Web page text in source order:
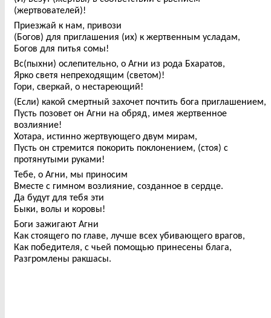
(жертвователей)!
Приезжай к нам, привози
(Богов) для приглашения (их) к жертвенным усладам,
Богов для питья сомы!
Вс(пыхни) ослепительно, о Агни из рода Бхаратов,
Ярко светя непреходящим (светом)!
Гори, сверкай, о нестареющий!
(Если) какой смертный захочет почтить бога приглашением,
Пусть позовет он Агни на обряд, имея жертвенное
возлияние!
Хотара, истинно жертвующего двум мирам,
Пусть он стремится покорить поклонением, (стоя) с
протянутыми руками!
Тебе, о Агни, мы приносим
Вместе с гимном возлияние, созданное в сердце.
Да будут для тебя эти
Быки, волы и коровы!
Боги зажигают Агни
Как стоящего по главе, лучше всех убивающего врагов,
Как победителя, с чьей помощью принесены блага,
Разгромлены ракшасы.